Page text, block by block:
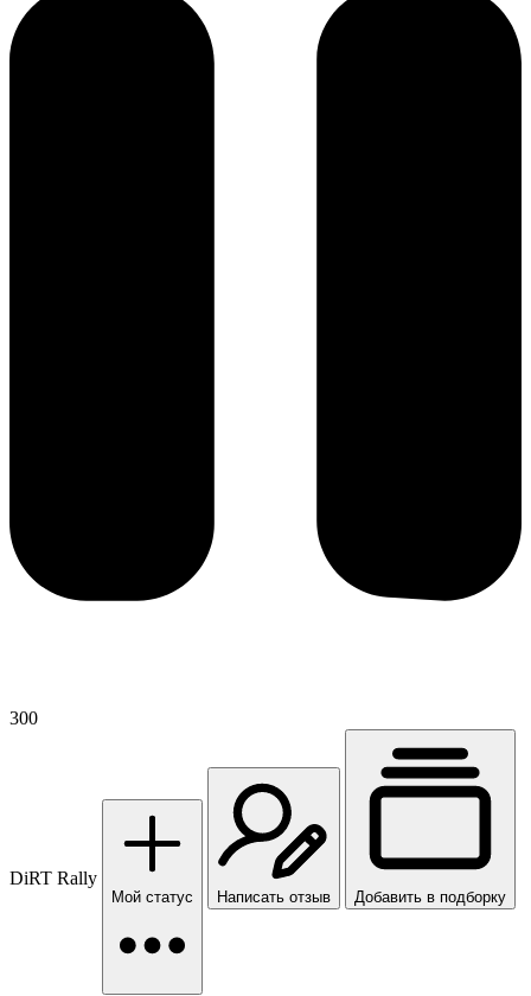
300
DiRT Rally
Мой статус Написать отзыв Добавить в подборку